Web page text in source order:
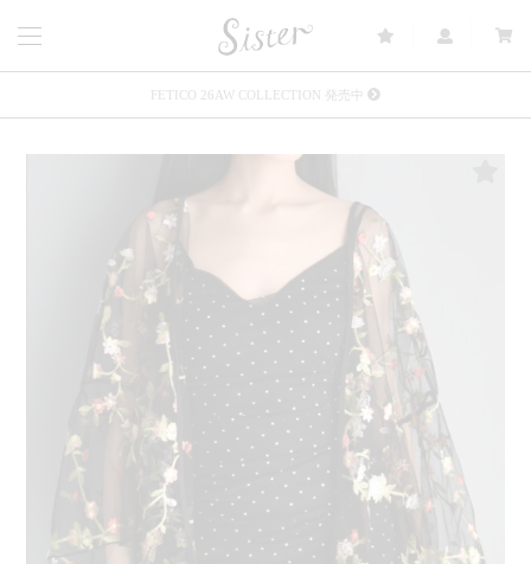
FETICO 26AW COLLECTION 発売中
Sister(渋谷区松濤) 店舗休業のご案内
発売中 : Sister × OJOJO NAITŌ
発売中 : Sister × 前原光榮商店
新規会員登録で5%OFFクーポン配布
Summer Sale up to 60%OFF 開催中